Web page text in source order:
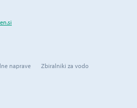
naprave Zbiralniki za vodo